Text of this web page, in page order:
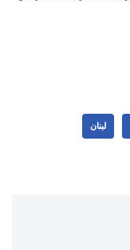
لبنان